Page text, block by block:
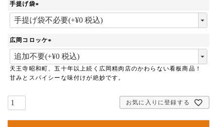
手提げ袋
(
必
)
広岡コロッケ
必
須
)
天王寺昭和町、五十年以上続く広岡精肉店のかわらない看板商品！
甘みとスパイシーな味付けが絶妙です。
お気に入りに登録する